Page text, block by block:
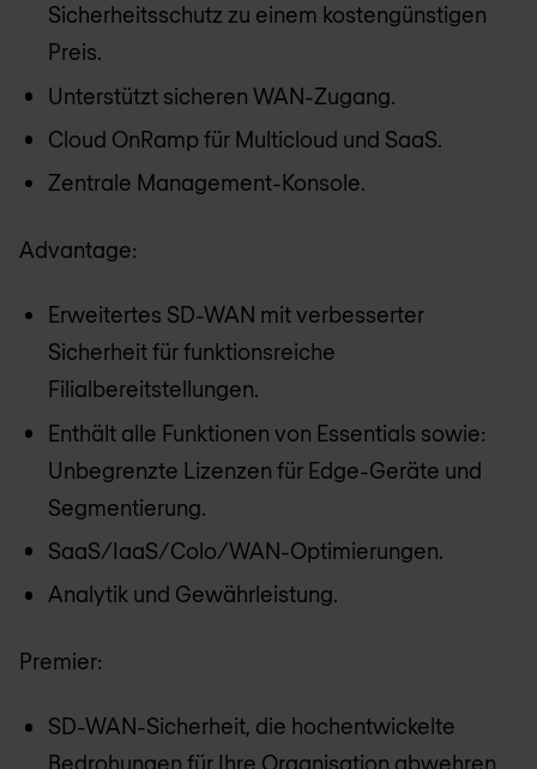
Sicherheitsschutz zu einem kostengünstigen
Preis.
Unterstützt sicheren WAN-Zugang.
Cloud OnRamp für Multicloud und SaaS.
Zentrale Management-Konsole.
Advantage:
Erweitertes SD-WAN mit verbesserter
Sicherheit für funktionsreiche
Filialbereitstellungen.
Enthält alle Funktionen von Essentials sowie:
Unbegrenzte Lizenzen für Edge-Geräte und
Segmentierung.
SaaS/IaaS/Colo/WAN-Optimierungen.
Analytik und Gewährleistung.
Premier:
SD-WAN-Sicherheit, die hochentwickelte
Bedrohungen für Ihre Organisation abwehren